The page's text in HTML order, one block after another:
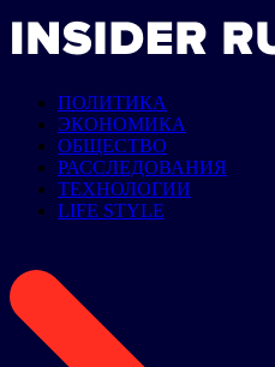
ПОЛИТИКА
ЭКОНОМИКА
ОБЩЕСТВО
РАССЛЕДОВАНИЯ
ТЕХНОЛОГИИ
LIFE STYLE